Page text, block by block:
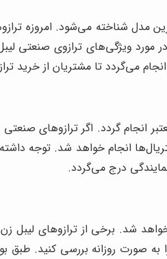
مدل شناخته می‌شود. امروزه
در مورد ویژگی‌های ترازوی صنعتی
می‌گردد تا مشتریان از خرید
گردد. اگر ترازوهای صنعتی
انجام خواهد شد. توجه
درج می‌گردد.
شد. برخی از ترازوهای لیبل
به صورت روزانه بررسی کنید.